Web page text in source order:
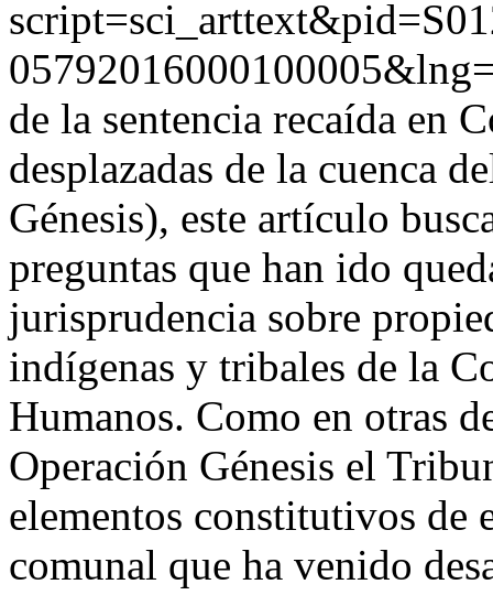
de la sentencia recaída en
desplazadas de la cuenca
Génesis), este artículo
preguntas que han ido
jurisprudencia sobre
indígenas y tribales de la
Humanos. Como en otras
Operación Génesis el
elementos constitutivos de
comunal que ha venido